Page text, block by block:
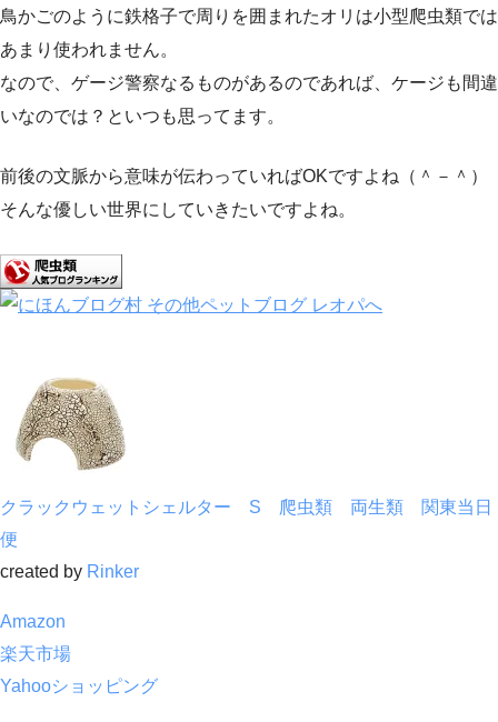
鳥かごのように鉄格子で周りを囲まれたオリは小型爬虫類では
あまり使われません。
なので、ゲージ警察なるものがあるのであれば、ケージも間違
いなのでは？といつも思ってます。
前後の文脈から意味が伝わっていればOKですよね（＾－＾）
そんな優しい世界にしていきたいですよね。
クラックウェットシェルター S 爬虫類 両生類 関東当日
便
created by Rinker
Amazon
楽天市場
Yahooショッピング